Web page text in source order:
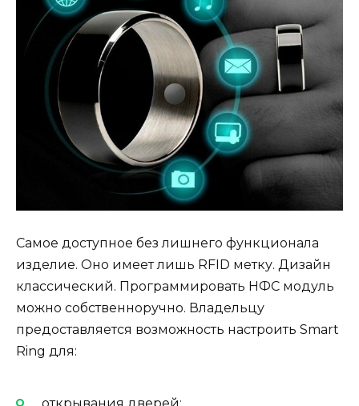
Самое доступное без лишнего функционала
изделие. Оно имеет лишь RFID метку. Дизайн
классический. Программировать НФС модуль
можно собственноручно. Владельцу
предоставляется возможность настроить Smart
Ring для: